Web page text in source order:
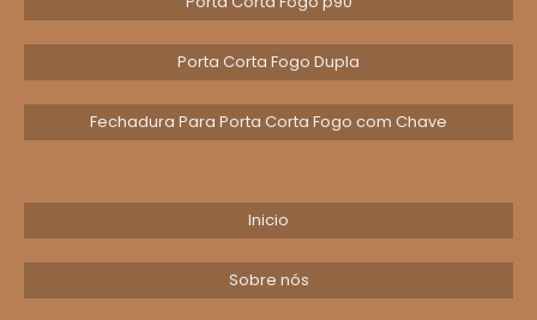
extraordinários. Nossa equipe está pronta
para entender suas necessidades e
desenvolver uma proposta que se encaixe
perfeitamente nos seus planos de
crescimento.
aumente sua eficiência e otimize seus
processos com a nossa ajuda. Entre em
contato e dê o primeiro passo rumo a um
futuro mais promissor para sua empresa.
Porta Corta Fogo Dupla
Fechadura Para Porta Corta Fogo com Chave
Inicio
Sobre nós